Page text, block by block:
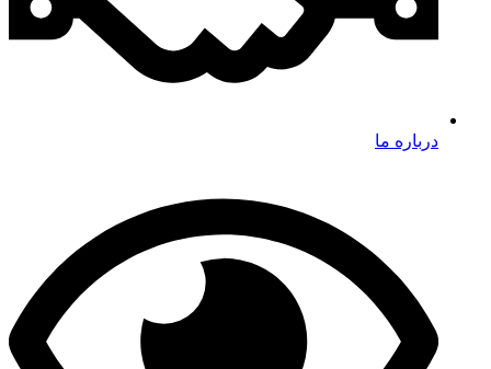
درباره ما